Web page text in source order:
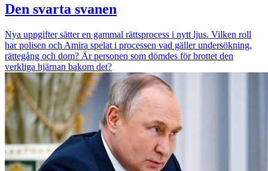
Den svarta svanen
Nya uppgifter sätter en gammal rättsprocess i nytt ljus. Vilken roll
har polisen och Amira spelat i processen vad gäller undersökning,
rättegång och dom? Är personen som dömdes för brottet den
verkliga hjärnan bakom det?